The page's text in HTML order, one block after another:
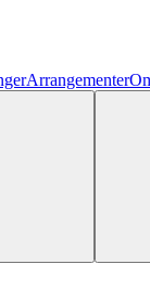
Arrangementer